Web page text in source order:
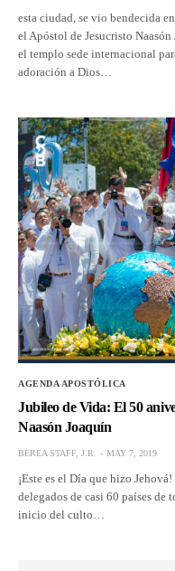
esta ciudad, se vio bendecida
el Apóstol de Jesucristo
el templo sede internacional
adoración a Dios…
AGENDA APOSTÓLICA
Jubileo de Vida: El 50
Naasón Joaquín
BEREA STAFF, J.R. MAY 7, 2019
¡Este es el Día que hizo
delegados de casi 60 países de
inicio del culto…